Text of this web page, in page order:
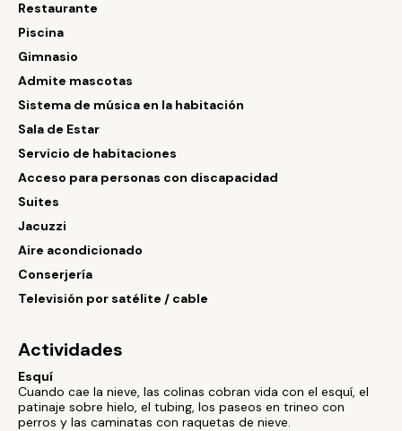
Restaurante
Piscina
Gimnasio
Admite mascotas
Sistema de música en la habitación
Sala de Estar
Servicio de habitaciones
Acceso para personas con discapacidad
Suites
Jacuzzi
Aire acondicionado
Conserjería
Televisión por satélite / cable
Actividades
Esquí
Cuando cae la nieve, las colinas cobran vida con el esquí, el
patinaje sobre hielo, el tubing, los paseos en trineo con
perros y las caminatas con raquetas de nieve.